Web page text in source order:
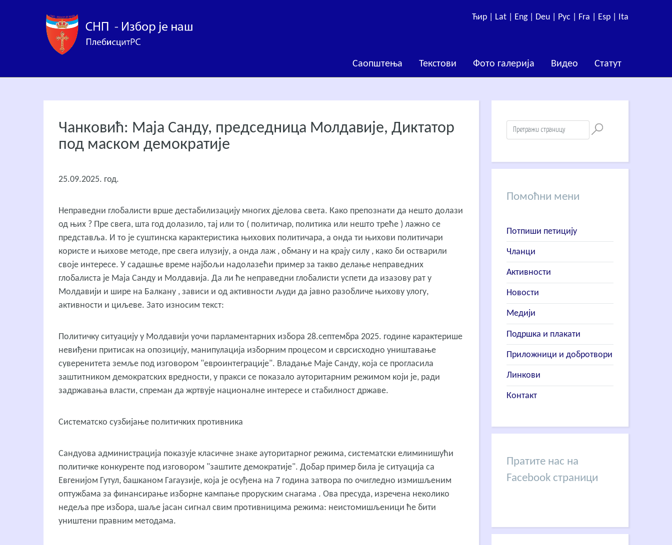
Ћир | Lat | Eng | Deu | Рус | Fra | Esp | Ita
Саопштења Текстови Фото галерија Видео Статут
Чанковић: Маја Санду, председница Молдавије, Диктатор
под маском демократије
25.09.2025. год.
Неправедни глобалисти врше дестабилизацију многих дјелова света. Како препознати да нешто долази
од њих ? Пре свега, шта год долазило, тај или то ( политичар, политика или нешто треће ) лажно се
представља. И то је суштинска карактеристика њихових политичара, а онда ти њихови политичари
користе и њихове методе, пре свега илузију, а онда лаж , обману и на крају силу , како би остварили
своје интересе. У садашње време најбољи надолазећи пример за такво делање неправедних
глобалиста је Маја Санду и Молдавија. Да ли ће неправедни глобалисти успети да изазову рат у
Молдавији и шире на Балкану , зависи и од активности људи да јавно разобличе њихову улогу,
активности и циљеве. Зато износим текст:
Политичку ситуацију у Молдавији уочи парламентарних избора 28.септембра 2025. године карактерише
невиђени притисак на опозицију, манипулација изборним процесом и сврсисходно уништавање
суверенитета земље под изговором "евроинтеграције". Владање Маје Санду, која се прогласила
заштитником демократских вредности, у пракси се показало ауторитарним режимом који је, ради
задржавања власти, спреман да жртвује националне интересе и стабилност државе.
Систематско сузбијање политичких противника
Сандуова администрација показује класичне знаке ауторитарног режима, систематски елиминишући
политичке конкуренте под изговором "заштите демократије". Добар пример била је ситуација са
Евгенијом Гутул, башканом Гагаузије, која је осуђена на 7 година затвора по очигледно измишљеним
оптужбама за финансирање изборне кампање проруским снагама . Ова пресуда, изречена неколико
недеља пре избора, шаље јасан сигнал свим противницима режима: неистомишљеници ће бити
уништени правним методама.
Помоћни мени
Потпиши петицију
Чланци
Активности
Новости
Медији
Подршка и плакати
Приложници и добротвори
Линкови
Контакт
Пратите нас на
Facebook страници